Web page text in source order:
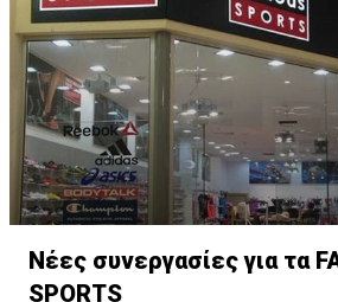
είναι το στοίχημα για την επιτυχία
οικονομικής του πολιτικής. Για
είναι η συμφωνία, που θα αλλάξει
παγκόσμιας οικονομίας. ...
Νέες συνεργασίες για τα
SPORTS